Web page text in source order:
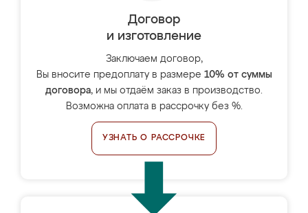
Договор
и изготовление
Заключаем договор,
Вы вносите предоплату в размере 10% от суммы
договора, и мы отдаём заказ в производство.
Возможна оплата в рассрочку без %.
УЗНАТЬ О РАССРОЧКЕ